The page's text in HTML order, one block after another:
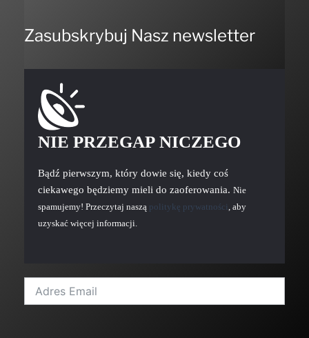
Zasubskrybuj Nasz newsletter
NIE PRZEGAP NICZEGO
Bądź pierwszym, który dowie się, kiedy coś
ciekawego będziemy mieli do zaoferowania. Nie
spamujemy! Przeczytaj naszą politykę prywatności, aby
uzyskać więcej informacji.